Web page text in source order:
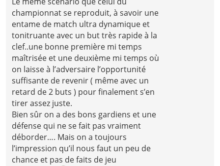
championnat se reproduit, à savoir une
entame de match ultra dynamique et
tonitruante avec un but très rapide à la
clef..une bonne première mi temps
maîtrisée et une deuxième mi temps où
on laisse à l’adversaire l’opportunité
suffisante de revenir ( même avec un
retard de 2 buts ) pour finalement s’en
tirer assez juste.
Bien sûr on a des bons gardiens et une
défense qui ne se fait pas vraiment
déborder…. Mais on a toujours
l’impression qu’il nous faut un peu de
chance et pas de faits de jeu